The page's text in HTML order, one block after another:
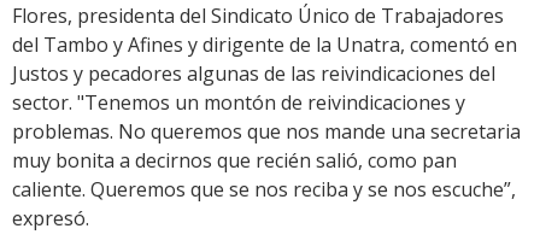
Flores, presidenta del Sindicato Único de Trabajadores
del Tambo y Afines y dirigente de la Unatra, comentó en
Justos y pecadores algunas de las reivindicaciones del
sector. "Tenemos un montón de reivindicaciones y
problemas. No queremos que nos mande una secretaria
muy bonita a decirnos que recién salió, como pan
caliente. Queremos que se nos reciba y se nos escuche”,
expresó.